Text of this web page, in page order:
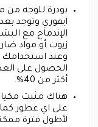
بودرة للوجه من
ايفوري وتوجد
الإندماج مع
زيوت أو مواد
وعند
الحصول على
أكثر من 40%.
هناك مثبت
على اي عطور
لأطول فترة